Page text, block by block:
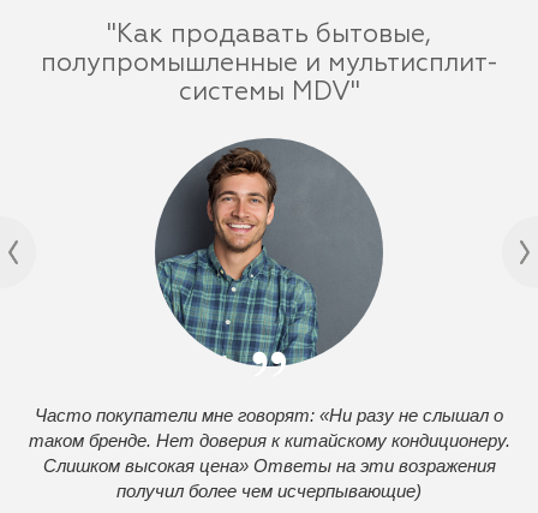
"Как продавать бытовые,
полупромышленные и мультисплит-
системы MDV"
Часто покупатели мне говорят: «Ни разу не слышал о
таком бренде. Нет доверия к китайскому кондиционеру.
Слишком высокая цена» Ответы на эти возражения
получил более чем исчерпывающие)